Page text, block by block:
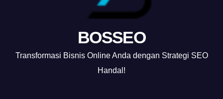
BOSSEO
Transformasi Bisnis Online Anda dengan Strategi SEO
Handal!